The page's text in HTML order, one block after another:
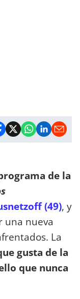
de la
(49), y
una nueva
La
gusta de la
que nunca